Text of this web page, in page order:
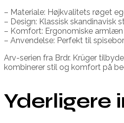
– Materiale: Højkvalitets røget
– Design: Klassisk skandinavisk
– Komfort: Ergonomiske
– Anvendelse: Perfekt til
Arv-serien fra Brdr. Krüger
kombinerer stil og komfort på
Yderligere